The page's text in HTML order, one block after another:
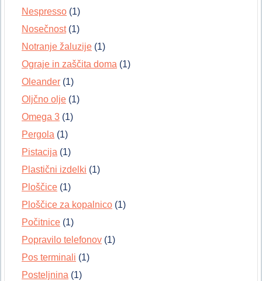
Nespresso (1)
Nosečnost(1)
Notranje žaluzije (1)
Ograje in zaščita doma (1)
Oleander (1)
Oljčno olje (1)
Omega 3 (1)
Pergola (1)
Pistacija (1)
Plastični izdelki (1)
Ploščice (1)
Ploščice za kopalnico (1)
Počitnice (1)
Popravilo telefonov (1)
Pos terminali (1)
Posteljnina (1)